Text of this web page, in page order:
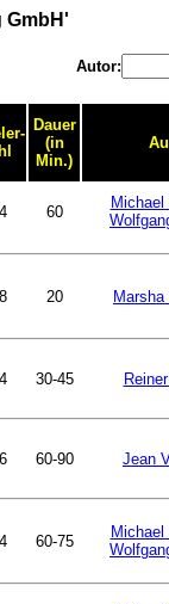
GmbH'
Autor:
Dauer
(in
Min.)
60
20
30-45
60-90 Jean
60-75